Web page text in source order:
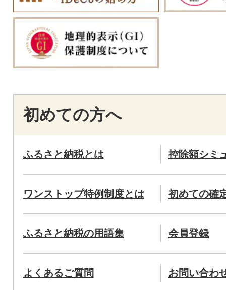
初めての方へ
ふるさと納税とは 控除額シミ
ワンストップ特例制度とは 初めての確
ふるさと納税の用語集 会員登録
よくあるご質問 お問い合わ